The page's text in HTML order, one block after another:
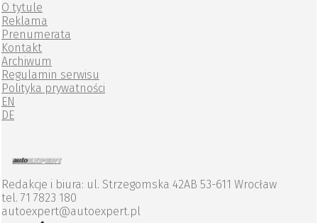
O tytule
Reklama
Prenumerata
Kontakt
Archiwum
Regulamin serwisu
Polityka prywatności
EN
DE
Redakcje i biura: ul. Strzegomska 42AB 53-611 Wrocław
tel. 71 7823 180
autoexpert@autoexpert.pl